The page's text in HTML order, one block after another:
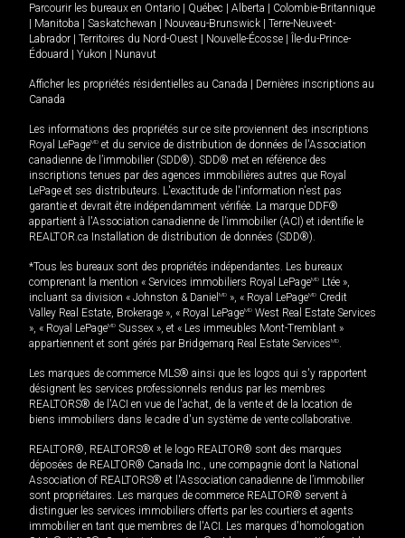
Parcourir les bureaux en Ontario | Québec | Alberta | Colombie-Britannique
| Manitoba | Saskatchewan | Nouveau-Brunswick | Terre-Neuve-et-
Labrador | Territoires du Nord-Ouest | Nouvelle-Écosse | Île-du-Prince-
Édouard | Yukon | Nunavut
Afficher les propriétés résidentielles au Canada | Dernières inscriptions au
Canada
Les informations des propriétés sur ce site proviennent des inscriptions
Royal LePageMD et du service de distribution de données de l'Association
canadienne de l’immobilier (SDD®). SDD® met en référence des
inscriptions tenues par des agences immobilières autres que Royal
LePage et ses distributeurs. L'exactitude de l'information n'est pas
garantie et devrait être indépendamment vérifiée. La marque DDF®
appartient à l'Association canadienne de l’immobilier (ACI) et identifie le
REALTOR.ca Installation de distribution de données (SDD®).
*Tous les bureaux sont des propriétés indépendantes. Les bureaux
comprenant la mention « Services immobiliers Royal LePageMD Ltée »,
incluant sa division « Johnston & Daniel MD », « Royal LePageMD Credit
Valley Real Estate, Brokerage », « Royal LePageMD West Real Estate Services
», « Royal LePageMD Sussex », et « Les immeubles Mont-Tremblant »
appartiennent et sont gérés par Bridgemarq Real Estate ServicesMD
Les marques de commerce MLS® ainsi que les logos qui s'y rapportent
désignent les services professionnels rendus par les membres
REALTORS® de l'ACI en vue de l'achat, de la vente et de la location de
biens immobiliers dans le cadre d'un système de vente collaborative.
REALTOR®, REALTORS® et le logo REALTOR® sont des marques
déposées de REALTOR® Canada Inc., une compagnie dont la National
Association of REALTORS® et l'Association canadienne de l’immobilier
sont propriétaires. Les marques de commerce REALTOR® servent à
distinguer les services immobiliers offerts par les courtiers et agents
immobilier en tant que membres de l'ACI. Les marques d'homologation